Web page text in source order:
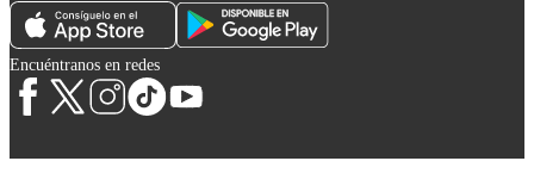
Encuéntranos en redes